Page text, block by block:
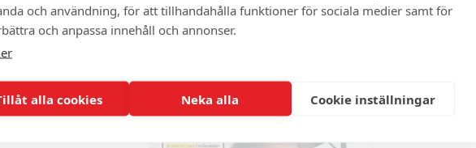
och användning, för att tillhandahålla funktioner för sociala medier samt för
och anpassa innehåll och annonser.
alla cookies Neka alla Cookie inställningar
KLIMATET